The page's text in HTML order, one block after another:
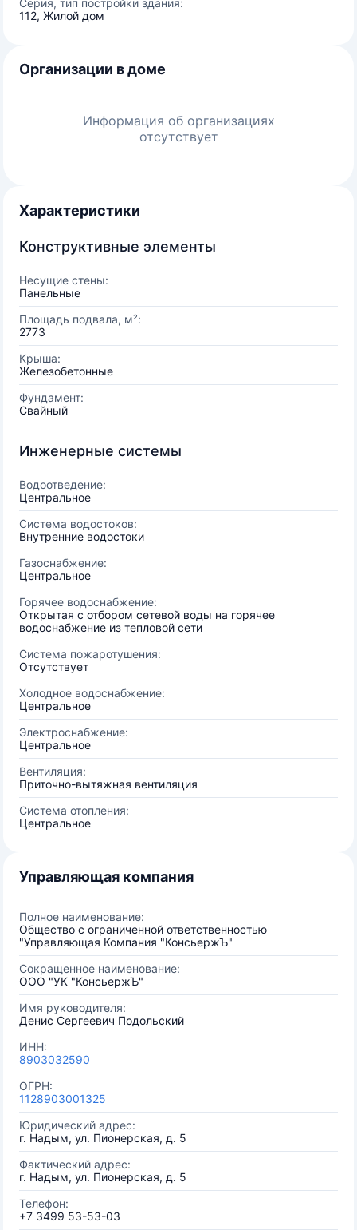
Серия, тип постройки здания:
112, Жилой дом
Организации в доме
Информация об организациях
отсутствует
Характеристики
Конструктивные элементы
Несущие стены:
Панельные
Площадь подвала, м²:
2773
Крыша:
Железобетонные
Фундамент:
Свайный
Инженерные системы
Водоотведение:
Центральное
Система водостоков:
Внутренние водостоки
Газоснабжение:
Центральное
Горячее водоснабжение:
Открытая с отбором сетевой воды на горячее
водоснабжение из тепловой сети
Система пожаротушения:
Отсутствует
Холодное водоснабжение:
Центральное
Электроснабжение:
Центральное
Вентиляция:
Приточно-вытяжная вентиляция
Система отопления:
Центральное
Управляющая компания
Полное наименование:
Общество с ограниченной ответственностью
"Управляющая Компания "КонсьержЪ"
Сокращенное наименование:
ООО "УК "КонсьержЪ"
Имя руководителя:
Денис Сергеевич Подольский
ИНН:
8903032590
ОГРН:
1128903001325
Юридический адрес:
г. Надым, ул. Пионерская, д. 5
Фактический адрес:
г. Надым, ул. Пионерская, д. 5
Телефон:
+7 3499 53-53-03